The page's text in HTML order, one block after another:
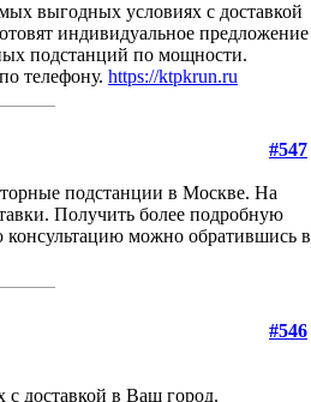
выгодных условиях с доставкой
индивидуальное предложение
подстанций по мощности.
телефону. https://ktpkrun.ru
#547
подстанции в Москве. На
Получить более подробную
можно обратившись в
#546
доставкой в Ваш город.